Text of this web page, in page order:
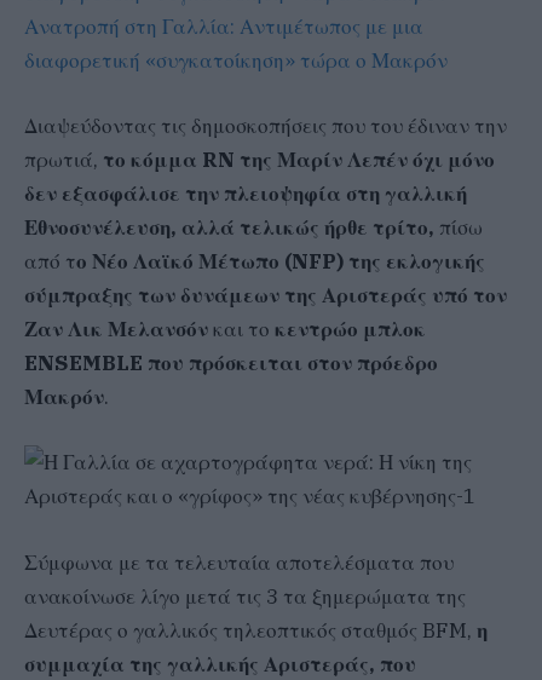
Ανατροπή στη Γαλλία: Αντιμέτωπος με μια
διαφορετική «συγκατοίκηση» τώρα ο Μακρόν
Διαψεύδοντας τις δημοσκοπήσεις που του έδιναν την
πρωτιά, το κόμμα RN της Μαρίν Λεπέν όχι μόνο
δεν εξασφάλισε την πλειοψηφία στη γαλλική
Εθνοσυνέλευση, αλλά τελικώς ήρθε τρίτο, πίσω
από το Νέο Λαϊκό Μέτωπο (NFP) της εκλογικής
σύμπραξης των δυνάμεων της Αριστεράς υπό τον
Ζαν Λικ Μελανσόν και το κεντρώο μπλοκ
ENSEMBLE που πρόσκειται στον πρόεδρο
Μακρόν.
Σύμφωνα με τα τελευταία αποτελέσματα που
ανακοίνωσε λίγο μετά τις 3 τα ξημερώματα της
Δευτέρας ο γαλλικός τηλεοπτικός σταθμός BFM, η
συμμαχία της γαλλικής Αριστεράς, που